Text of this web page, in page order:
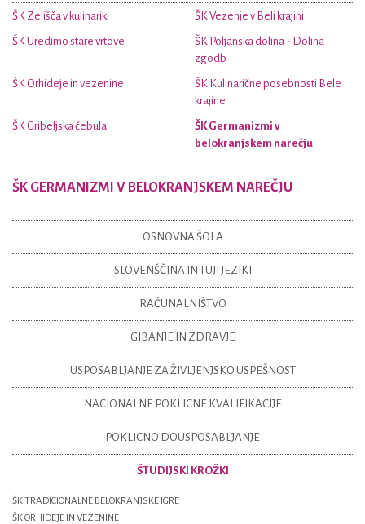
ŠK Zelišča v kulinariki ŠK Vezenje v Beli krajini
ŠK Uredimo stare vrtove
ŠK Poljanska dolina - Dolina
zgodb
ŠK Orhideje in vezenine
ŠK Kulinarične posebnosti Bele
krajine
ŠK Gribeljska čebula
ŠK Germanizmi v
belokranjskem narečju
ŠK GERMANIZMI V BELOKRANJSKEM NAREČJU
OSNOVNA ŠOLA
SLOVENŠČINA IN TUJI JEZIKI
RAČUNALNIŠTVO
GIBANJE IN ZDRAVJE
USPOSABLJANJE ZA ŽIVLJENJSKO USPEŠNOST
NACIONALNE POKLICNE KVALIFIKACIJE
POKLICNO DOUSPOSABLJANJE
ŠTUDIJSKI KROŽKI
ŠK TRADICIONALNE BELOKRANJSKE IGRE
ŠK ORHIDEJE IN VEZENINE